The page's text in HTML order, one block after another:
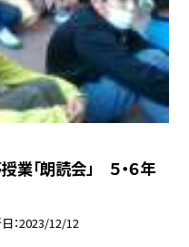
業「朗読会」 ５・６年
2023/12/12